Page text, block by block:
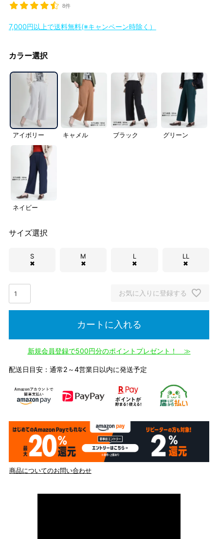
8件
7,000円以上で送料無料(※キャンペーン時除く）
カラー選択
アイボリー キャメル ブラック グリーン
ネイビー
サイズ選択
S
✖
M
✖
L
✖
LL
✖
お気に入りに登録する
カートに入れる
新規会員登録で500円分のポイントプレゼント！ ≫
配送日目安：通常2～4営業日以内に発送予定
商品についてのお問い合わせ